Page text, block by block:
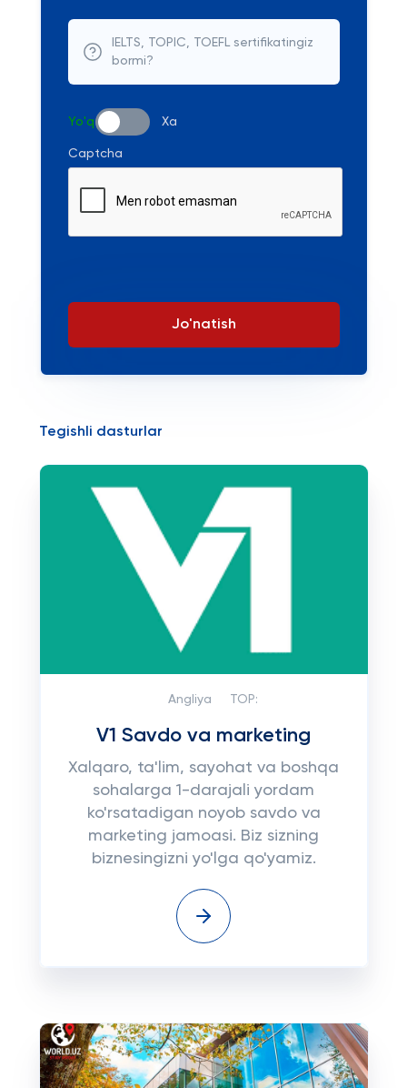
IELTS, TOPIC, TOEFL sertifikatingiz
bormi?
Yo'q Xa
Captcha
Jo'natish
Tegishli dasturlar
Angliya TOP:
V1 Savdo va marketing
Xalqaro, ta'lim, sayohat va boshqa
sohalarga 1-darajali yordam
ko'rsatadigan noyob savdo va
marketing jamoasi. Biz sizning
biznesingizni yo'lga qo'yamiz.